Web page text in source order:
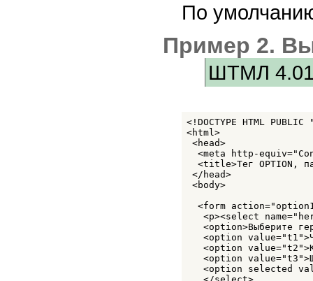
По
Пример 2.
ШТМЛ
<!DOCTYPE HTML
<html>
<head>
<meta http-
<title>Тег OPTION,
</head>
<body>
<form
<p><select
<option>Выберите
<option
<option
<option
<option selected